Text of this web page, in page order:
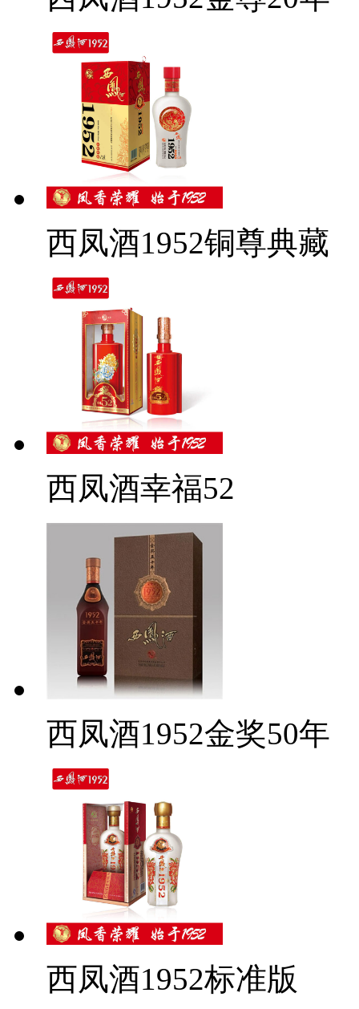
西凤酒1952铜尊典藏
西凤酒幸福52
西凤酒1952金奖50年
西凤酒1952标准版